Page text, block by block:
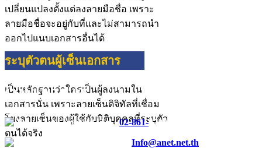
เปลี่ยนแปลงตั้งแต่ลงลายมือชื่อ เพราะ
ลายมือชื่อจะอยู่กับที่และไม่สามารถนำ
ออกไปแนบเอกสารอื่นได้
ระบุตัวตนผู้เซ็นเอกสาร
เป็นหลักฐานว่าใครเป็นผู้ลงนามใน
เอกสารนั่น เพราะลายเซ็นดิจิทัลที่เชื่อม
โยงลายเซ็นของผู้ใช้กับนิติบุคคลที่ระบุตัว
ตนได้จริง
CONTACT US
Tel :02-861-0700
Info@anet.net.th